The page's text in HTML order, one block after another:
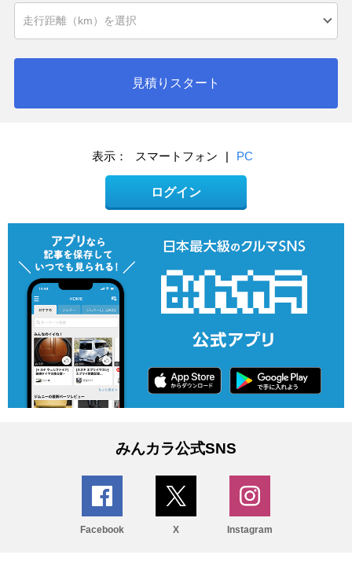
見積りスタート
表示： スマートフォン | PC
ログイン
みんカラ公式SNS
Facebook X Instagram